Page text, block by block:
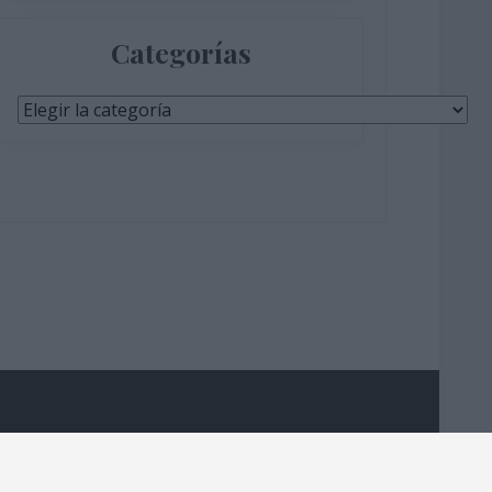
Categorías
Categorías